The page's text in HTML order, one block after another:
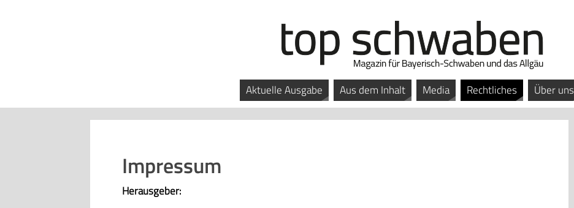
Aktuelle Ausgabe Aus dem Inhalt Media Rechtliches Über uns
Impressum
Herausgeber: